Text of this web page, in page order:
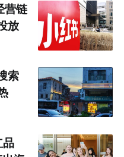
营链
放
索
品